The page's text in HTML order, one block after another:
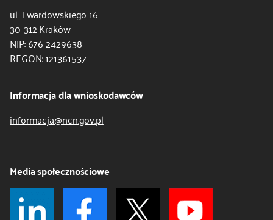
ul. Twardowskiego 16
30-312 Kraków
NIP: 676 2429638
REGON: 121361537
Informacja dla wnioskodawców
informacja@ncn.gov.pl
Media społecznościowe